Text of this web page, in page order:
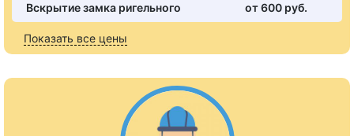
Вскрытие замка ригельного от 600 pуб.
Показать все цены